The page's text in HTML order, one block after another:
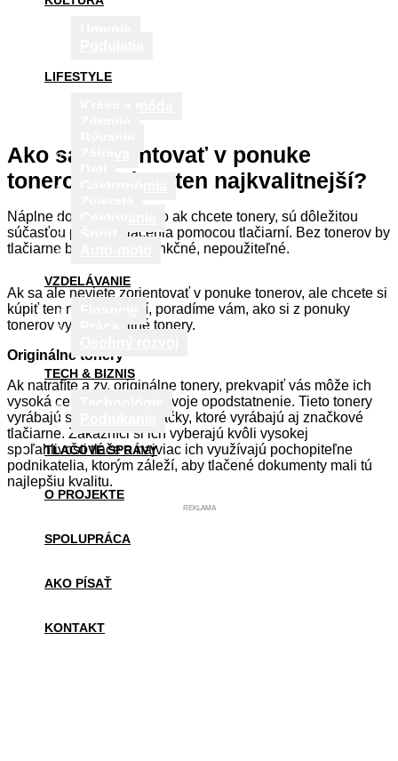
LIFESTYLE
VZDELÁVANIE
TECH & BIZNIS
TLAČOVÉ SPRÁVY
O PROJEKTE
SPOLUPRÁCA
AKO PÍSAŤ
KONTAKT
Ako sa zorientovať v ponuke
tonerov a kúpiť ten najkvalitnejší?
Náplne do tlačiarní, alebo ak chcete tonery, sú dôležitou
súčasťou procesu tlačenia pomocou tlačiarní. Bez tonerov by
tlačiarne boli úplne nefunkčné, nepoužiteľné.
Ak sa ale neviete zorientovať v ponuke tonerov, ale chcete si
kúpiť ten najkvalitnejší, poradíme vám, ako si z ponuky
tonerov vybrať kvalitné tonery.
Originálne tonery
Ak natrafíte a zv. originálne tonery, prekvapiť vás môže ich
vysoká cena. Má to však svoje opodstatnenie. Tieto tonery
vyrábajú svetoznáme značky, ktoré vyrábajú aj značkové
tlačiarne. Zákazníci si ich vyberajú kvôli vysokej
spoľahlivosti tlače a najviac ich využívajú pochopiteľne
podnikatelia, ktorým záleží, aby tlačené dokumenty mali tú
najlepšiu kvalitu.
REKLAMA